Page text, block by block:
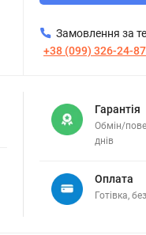
Замовлення за
+38 (099) 326-24-87
Гарантія
Обмін/
днів
Оплата
Готівка,